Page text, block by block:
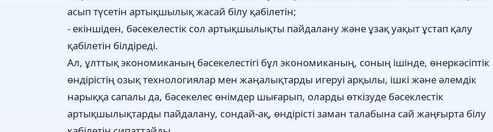
асып түсетін артықшылық жасай білу қабілетін;
- екіншіден, бәсекелестік сол артықшылықты пайдалану және ұзақ уақыт ұстап қалу
қабілетін білдіреді.
Ал, ұлттық экономиканың бәсекелестігі бұл экономиканың, соның ішінде, өнеркәсіптік
өндірістің озық технологиялар мен жаңалықтарды игеруі арқылы, ішкі және әлемдік
нарыққа сапалы да, бәсекелес өнімдер шығарып, оларды өткізуде бәсеклестік
артықшылықтарды пайдалану, сондай-ақ, өндірісті заман талабына сай жаңғырта білу